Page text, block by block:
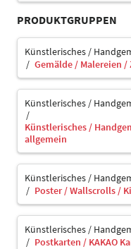
PRODUKTGRUPPEN
Künstlerisches /
Gemälde / Malereien
Künstlerisches /
Künstlerisches /
allgemein
Künstlerisches /
Poster / Wallscrolls /
Künstlerisches /
Postkarten / KAKAO